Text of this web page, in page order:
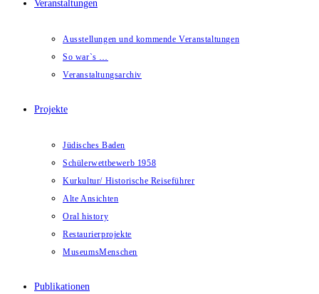
Veranstaltungen
Ausstellungen und kommende Veranstaltungen
So war`s …
Veranstaltungsarchiv
Projekte
Jüdisches Baden
Schülerwettbewerb 1958
Kurkultur/ Historische Reiseführer
Alte Ansichten
Oral history
Restaurierprojekte
MuseumsMenschen
Publikationen